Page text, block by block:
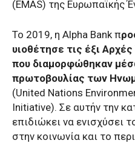
(EMAS) της Ευρωπαϊκής
Το 2019, η Alpha Bank π
υιοθέτησε τις έξι
που διαμορφώθηκαν
πρωτοβουλίας των
(United Nations
Initiative). Σε αυτήν την
επιδιώκει να ενισχύσει
στην κοινωνία και το